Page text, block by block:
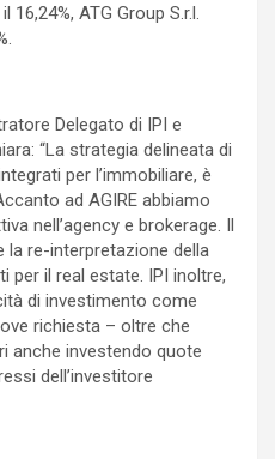
ATG Group S.r.l.
Delegato di IPI e
“La strategia delineata di
per l’immobiliare, è
ad AGIRE abbiamo
nell’agency e brokerage. Il
la re-interpretazione della
per il real estate. IPI inoltre,
di investimento come
richiesta – oltre che
anche investendo quote
dell’investitore